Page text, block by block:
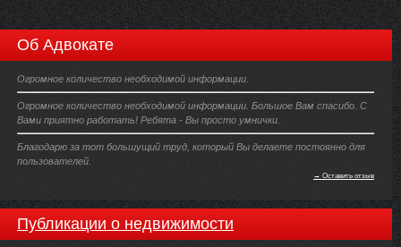
Об Адвокате
Огромное количество необходимой информации.
Огромное количество необходимой информации. Большое Вам спасибо. С
Вами приятно работать! Ребята - Вы просто умнички.
Благодарю за тот большущий труд, который Вы делаете постоянно для
пользователей.
→ Оставить отзыв
Публикации о недвижимости